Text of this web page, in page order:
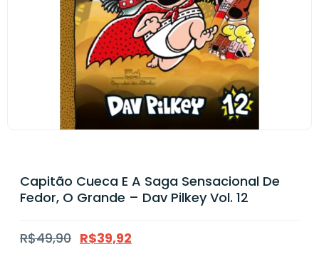
Capitão Cueca E A Saga Sensacional De
Fedor, O Grande – Dav Pilkey Vol. 12
R$49,90 R$39,92